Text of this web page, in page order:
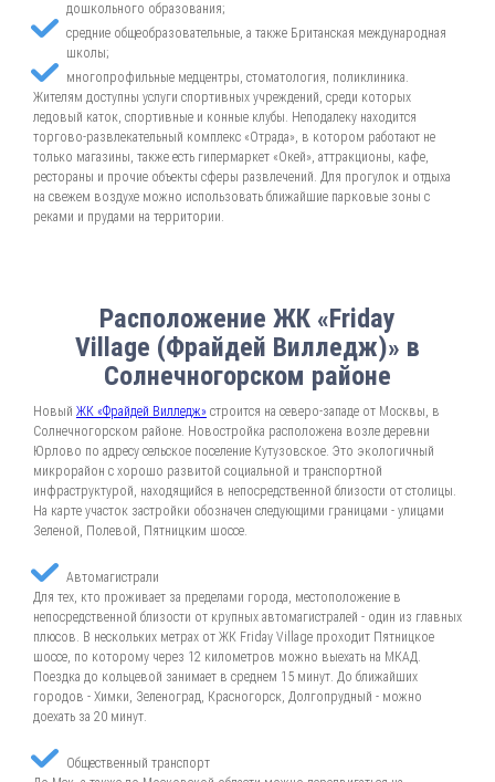
дошкольного образования;
средние общеобразовательные, а также Британская международная
школы;
многопрофильные медцентры, стоматология, поликлиника.
Жителям доступны услуги спортивных учреждений, среди которых
ледовый каток, спортивные и конные клубы. Неподалеку находится
торгово-развлекательный комплекс «Отрада», в котором работают не
только магазины, также есть гипермаркет «Окей», аттракционы, кафе,
рестораны и прочие объекты сферы развлечений. Для прогулок и отдыха
на свежем воздухе можно использовать ближайшие парковые зоны с
реками и прудами на территории.
Расположение ЖК «Friday
Village (Фрайдей Вилледж)» в
Солнечногорском районе
Новый ЖК «Фрайдей Вилледж» строится на северо-западе от Москвы, в
Солнечногорском районе. Новостройка расположена возле деревни
Юрлово по адресу сельское поселение Кутузовское. Это экологичный
микрорайон с хорошо развитой социальной и транспортной
инфраструктурой, находящийся в непосредственной близости от столицы.
На карте участок застройки обозначен следующими границами - улицами
Зеленой, Полевой, Пятницким шоссе.
Автомагистрали
Для тех, кто проживает за пределами города, местоположение в
непосредственной близости от крупных автомагистралей - один из главных
плюсов. В нескольких метрах от ЖК Friday Village проходит Пятницкое
шоссе, по которому через 12 километров можно выехать на МКАД.
Поездка до кольцевой занимает в среднем 15 минут. До ближайших
городов - Химки, Зеленоград, Красногорск, Долгопрудный - можно
доехать за 20 минут.
Общественный транспорт